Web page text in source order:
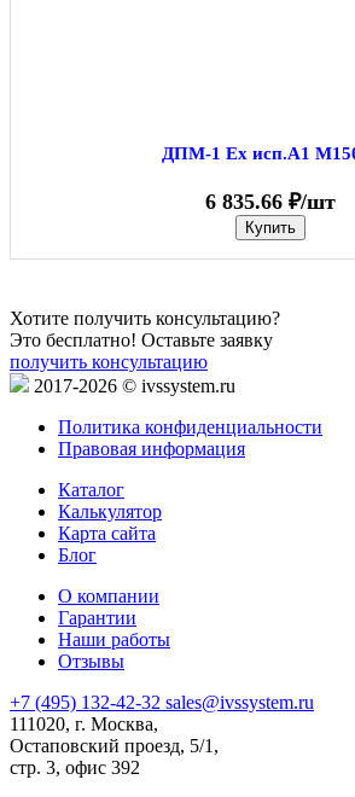
ДПМ-1 Ex исп.А1
6 835.66 ₽/шт
Купить
Хотите получить консультацию?
Это бесплатно! Оставьте заявку
получить консультацию
2017-2026 © ivssystem.ru
Политика конфиденциальности
Правовая информация
Каталог
Калькулятор
Карта сайта
Блог
О компании
Гарантии
Наши работы
Отзывы
+7 (495) 132-42-32 sales@ivssystem.ru
111020, г. Москва,
Остаповский проезд, 5/1,
стр. 3, офис 392